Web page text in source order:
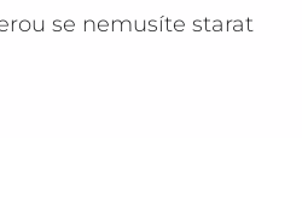
se nemusíte starat